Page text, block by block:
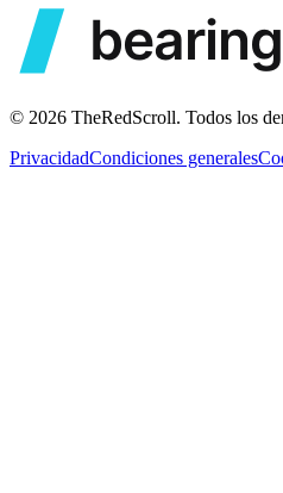
© 2026 TheRedScroll. Todos los
PrivacidadCondiciones generales